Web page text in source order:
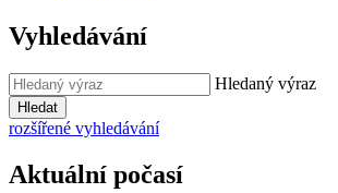
Vyhledávání
Hledaný výraz
Hledat
rozšířené vyhledávání
Aktuální počasí